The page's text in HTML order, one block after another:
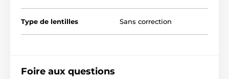
Type de lentilles Sans correction
Foire aux questions